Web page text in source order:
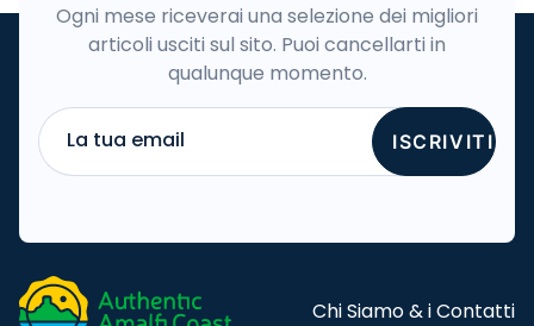
Ogni mese riceverai una selezione dei migliori
articoli usciti sul sito. Puoi cancellarti in
qualunque momento.
La tua email ISCRIVITI
Chi Siamo & i Contatti